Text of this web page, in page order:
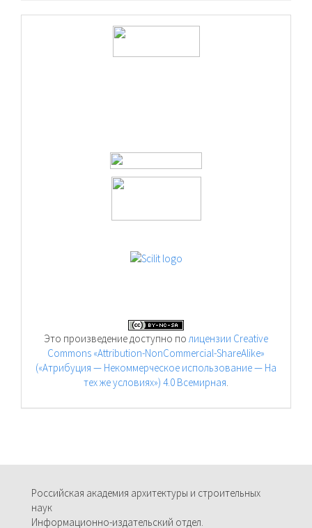
Это произведение доступно полицензии Creative
Commons «Attribution-NonCommercial-ShareAlike»
(«Атрибуция — Некоммерческое использование — На
тех же условиях») 4.0 Всемирная.
Российская академия архитектуры и строительных
наук
Информационно-издательский отдел.